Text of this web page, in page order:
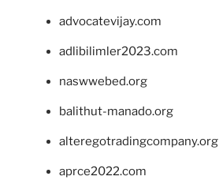
advocatevijay.com
adlibilimler2023.com
naswwebed.org
balithut-manado.org
alteregotradingcompany.org
aprce2022.com